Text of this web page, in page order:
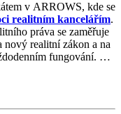
v ARROWS, kde se
realitním kancelářím.
práva se zaměřuje
nový realitní zákon a na
fungování. V
pro převody
právní záležitosti
sporech, zejména s